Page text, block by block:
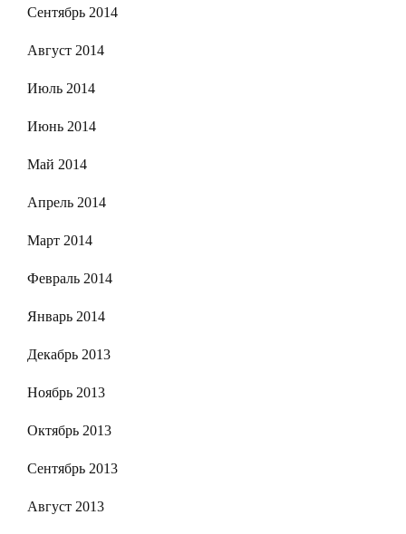
Сентябрь 2014
Август 2014
Июль 2014
Июнь 2014
Май 2014
Апрель 2014
Март 2014
Февраль 2014
Январь 2014
Декабрь 2013
Ноябрь 2013
Октябрь 2013
Сентябрь 2013
Август 2013